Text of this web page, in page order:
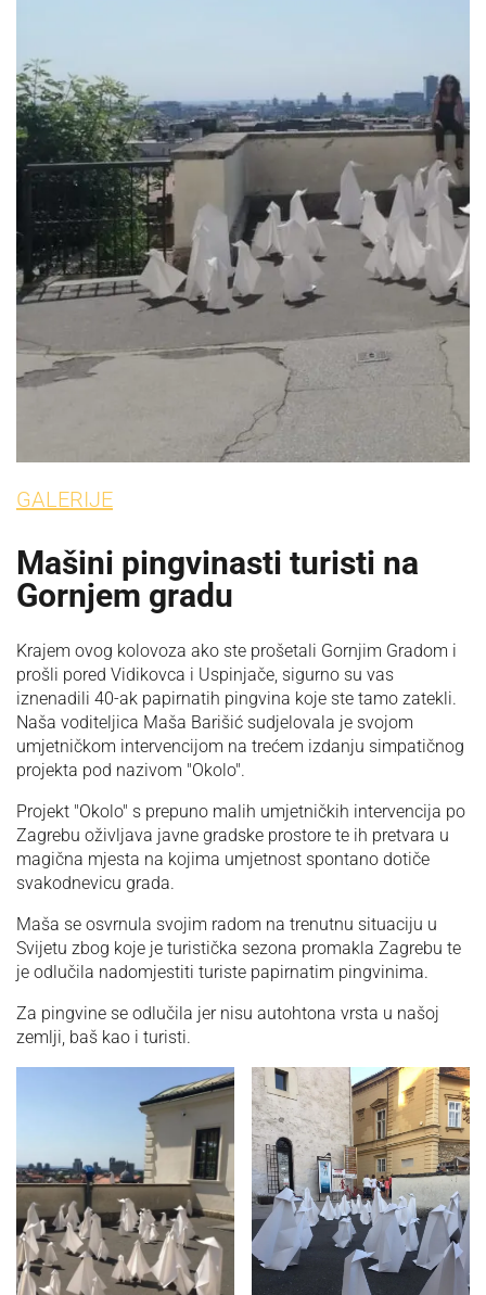
GALERIJE
Mašini pingvinasti turisti na
Gornjem gradu
Krajem ovog kolovoza ako ste prošetali Gornjim Gradom i
prošli pored Vidikovca i Uspinjače, sigurno su vas
iznenadili 40-ak papirnatih pingvina koje ste tamo zatekli.
Naša voditeljica Maša Barišić sudjelovala je svojom
umjetničkom intervencijom na trećem izdanju simpatičnog
projekta pod nazivom "Okolo".
Projekt "Okolo" s prepuno malih umjetničkih intervencija po
Zagrebu oživljava javne gradske prostore te ih pretvara u
magična mjesta na kojima umjetnost spontano dotiče
svakodnevicu grada.
Maša se osvrnula svojim radom na trenutnu situaciju u
Svijetu zbog koje je turistička sezona promakla Zagrebu te
je odlučila nadomjestiti turiste papirnatim pingvinima.
Za pingvine se odlučila jer nisu autohtona vrsta u našoj
zemlji, baš kao i turisti.